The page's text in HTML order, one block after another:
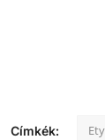
Címkék: